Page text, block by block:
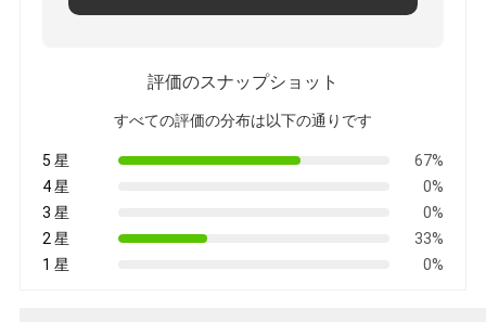
評価のスナップショット
すべての評価の分布は以下の通りです
5 星
67%
4 星
0%
3 星
0%
2 星
33%
1 星
0%